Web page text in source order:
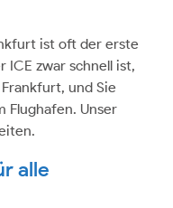
ist oft der erste
ICE zwar schnell ist,
und Sie
Flughafen. Unser
alle